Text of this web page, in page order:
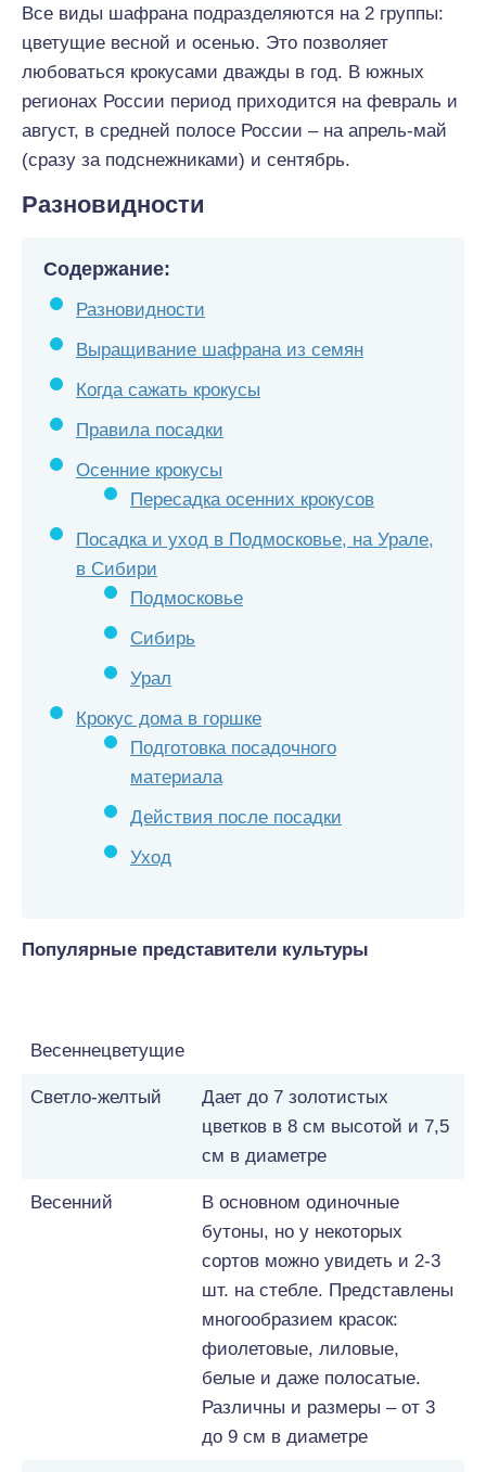
Все виды шафрана подразделяются на 2 группы:
цветущие весной и осенью. Это позволяет
любоваться крокусами дважды в год. В южных
регионах России период приходится на февраль и
август, в средней полосе России – на апрель-май
(сразу за подснежниками) и сентябрь.
Разновидности
Содержание:
Разновидности
Выращивание шафрана из семян
Когда сажать крокусы
Правила посадки
Осенние крокусы
Пересадка осенних крокусов
Посадка и уход в Подмосковье, на Урале,
в Сибири
Подмосковье
Сибирь
Урал
Крокус дома в горшке
Подготовка посадочного
материала
Действия после посадки
Уход
Популярные представители культуры
Весеннецветущие
Светло-желтый
Дает до 7 золотистых
цветков в 8 см высотой и 7,5
см в диаметре
Весенний
В основном одиночные
бутоны, но у некоторых
сортов можно увидеть и 2-3
шт. на стебле. Представлены
многообразием красок:
фиолетовые, лиловые,
белые и даже полосатые.
Различны и размеры – от 3
до 9 см в диаметре